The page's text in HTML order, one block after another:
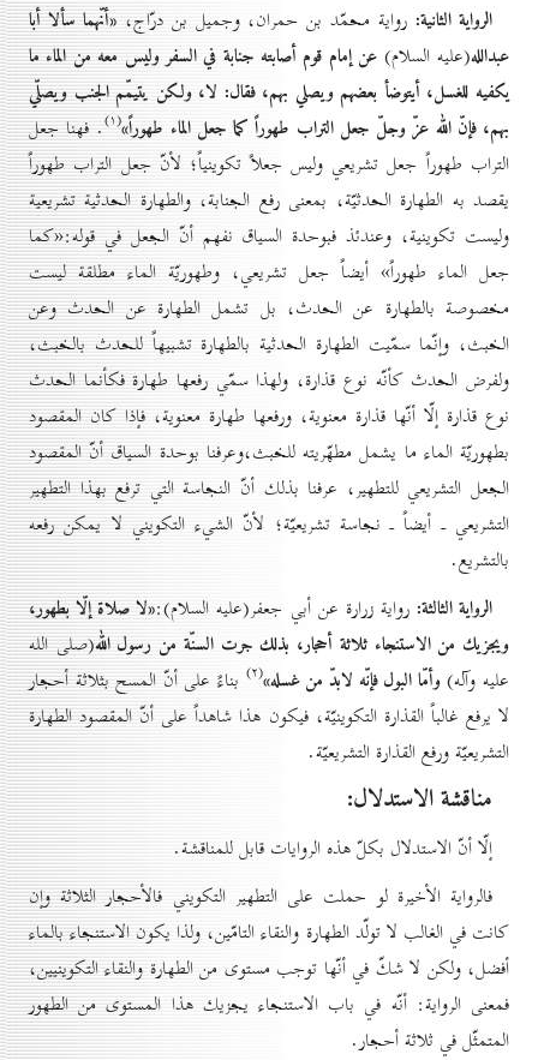
الرواية الثانية: رواية محمّد بن حمران، وجميل بن درّاج،«أنّهما سألا أبا
عبدالله(عليه السلام) عن إمام قوم أصابته جنابة في السفر وليس معه من الماء ما
يكفيه للغسل، أيتوضأ بعضهم ويصلي بهم، فقال: لا، ولكن يتيمّم الجنب ويصلّي
بهم، فإنّ الله عزّ وجلّ جعل التراب طهوراً كما جعل الماء طهوراً»(۱) . فهنا جعل
التراب طهوراً جعل تشريعي وليس جعلاً تكوينياً؛ لأنّ جعل التراب طهوراً
يقصد به الطهارة الحدثيّة، بمعنى رفع الجنابة، والطهارة الحدثية تشريعية
وليست تكوينية، وعندئذ فبوحدة السياق نفهم أنّ الجعل في قوله:«كما
جعل الماء طهوراً» أيضاً جعل تشريعي، وطهوريّة الماء مطلقة ليست
مخصوصة بالطهارة عن الحدث، بل تشمل الطهارة عن الحدث وعن
الخبث، وإنّما سمّيت الطهارة الحدثية بالطهارة تشبيهاً للحدث بالخبث،
ولفرض الحدث كأنّه نوع قذارة، ولهذا سمّي رفعها طهارة فكأنما الحدث
نوع قذارة إلّا أنّها قذارة معنوية، ورفعها طهارة معنوية، فإذا كان المقصود
بطهوريّة الماء ما يشمل مطهّريته للخبث،وعرفنا بوحدة السياق أنّ المقصود
الجعل التشريعي للتطهير، عرفنا بذلك أنّ النجاسة التي ترفع بهذا التطهير
التشريعي ـ أيضاً ـ نجاسة تشريعيّة؛ لأنّ الشيء التكويني لا يمكن رفعه
بالتشريع.
الرواية الثالثة: رواية زرارة عن أبي جعفر(عليه السلام):«لا صلاة إلّا بطهور،
ويجزيك من الاستنجاء ثلاثة أحجار، بذلك جرت السنّة من رسول الله(صلى الله
عليه وآله)وأمّا البول فإنّه لابدّ من غسله»(۲)
بناءً على أنّ المسح بثلاثة أحجار
لا يرفع غالباً القذارة التكوينيّة، فيكون هذا شاهداً على أنّ المقصود الطهارة
التشريعيّة ورفع القذارة التشريعيّة.
مناقشة الاستدلال:
إلّا أنّ الاستدلال بكلّ هذه الروايات قابل للمناقشة.
فالرواية الأخيرة لو حملت على التطهير التكويني فالأحجار الثلاثة وإن
كانت في الغالب لا تولّد الطهارة والنقاء التامّين، ولذا يكون الاستنجاء بالماء
أفضل، ولكن لا شكّ في أنّها توجب مستوى من الطهارة والنقاء التكوينيين،
فمعنى الرواية: أنّه في باب الاستنجاء يجزيك هذا المستوى من الطهور
المتمثّل في ثلاثة أحجار.